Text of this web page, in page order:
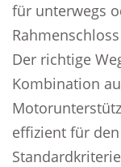
für unterwegs
Der richtige
Kombination
effizient für